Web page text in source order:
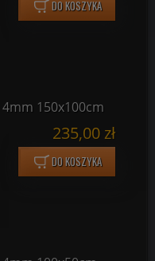
DO KOSZYKA
150x100cm
235,00 zł
DO KOSZYKA